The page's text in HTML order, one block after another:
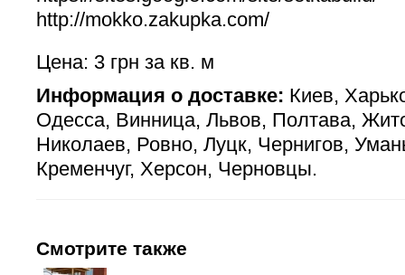
http://mokko.zakupka.com/
Цена: 3 грн за кв. м
Информация о доставке: Киев,
Одесса, Винница, Львов, Полтава,
Николаев, Ровно, Луцк, Чернигов,
Кременчуг, Херсон, Черновцы.
Смотрите также